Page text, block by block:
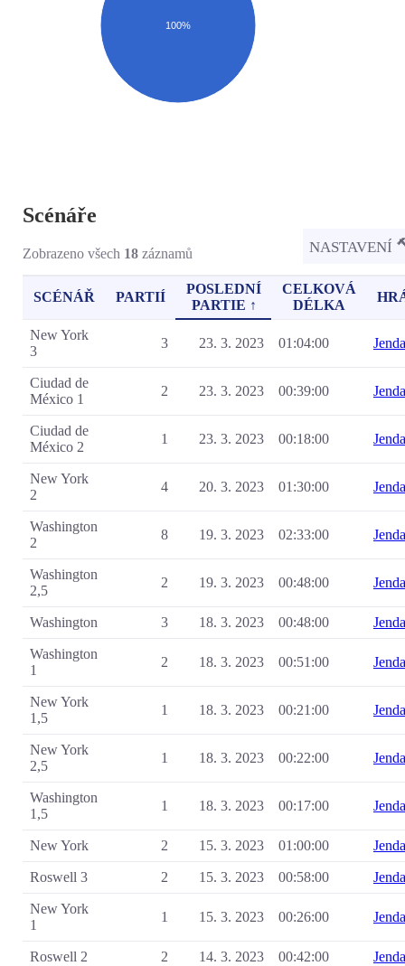
100%
Scénáře
Zobrazeno všech 18 záznamů NASTAVENÍ
SCÉNÁŘ PARTIÍ
POSLEDNÍ
PARTIE ↑
CELKOVÁ
DÉLKA
New York
3
3 23. 3. 2023 01:04:00 Jenda
Ciudad de
México 1
2 23. 3. 2023 00:39:00 Jenda
Ciudad de
México 2
1 23. 3. 2023 00:18:00 Jenda
New York
2
4 20. 3. 2023 01:30:00 Jenda
Washington
2
8 19. 3. 2023 02:33:00 Jenda
Washington
2,5
2 19. 3. 2023 00:48:00 Jenda
Washington 3 18. 3. 2023 00:48:00 Jenda
Washington
1
2 18. 3. 2023 00:51:00 Jenda
New York
1,5
1 18. 3. 2023 00:21:00 Jenda
New York
2,5
1 18. 3. 2023 00:22:00 Jenda
Washington
1,5
1 18. 3. 2023 00:17:00 Jenda
New York 2 15. 3. 2023 01:00:00 Jenda
Roswell 3 2 15. 3. 2023 00:58:00 Jenda
New York
1
1 15. 3. 2023 00:26:00 Jenda
Roswell 2 2 14. 3. 2023 00:42:00 Jenda